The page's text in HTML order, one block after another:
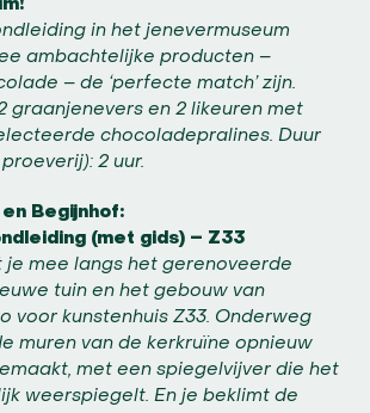
in het jenevermuseum
ambachtelijke producten –
– de ‘perfecte match’ zijn.
graanjenevers en 2 likeuren met
chocoladepralines. Duur
2 uur.
Begijnhof:
(met gids) – Z33
je mee langs het gerenoveerde
tuin en het gebouw van
voor kunstenhuis Z33. Onderweg
muren van de kerkruïne opnieuw
met een spiegelvijver die het
weerspiegelt. En je beklimt de